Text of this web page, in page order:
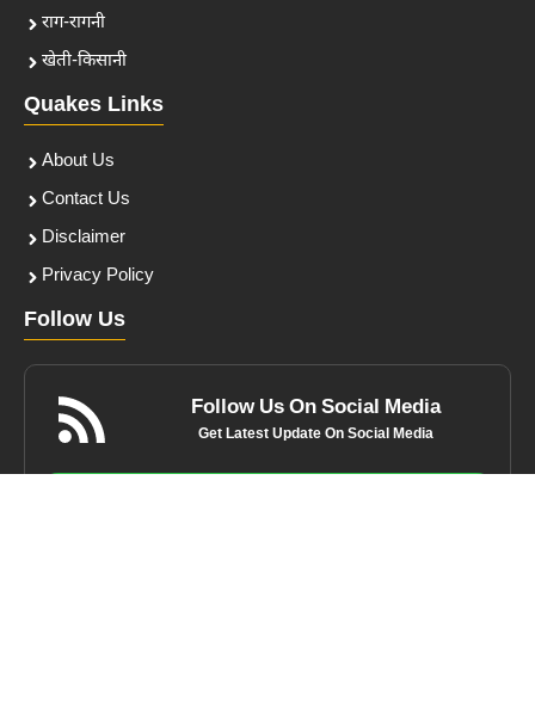
राग-रागनी
खेती-किसानी
Quakes Links
About Us
Contact Us
Disclaimer
Privacy Policy
Follow Us
Follow Us On Social Media
Get Latest Update On Social Media